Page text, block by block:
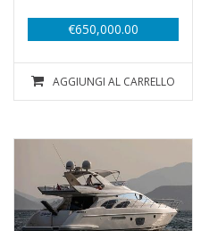
€650,000.00
AGGIUNGI AL CARRELLO